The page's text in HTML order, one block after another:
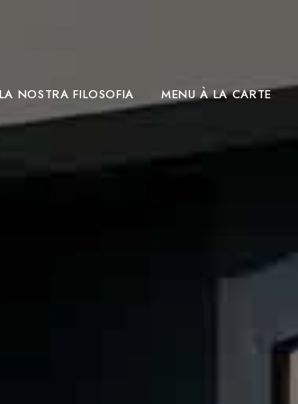
NOSTRA FILOSOFIA MENU À LA CARTE